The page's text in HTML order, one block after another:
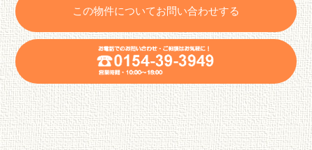
この物件についてお問い合わせする